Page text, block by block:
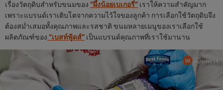
เรื่องวัตถุดิบสำหรับขนมของ “ผึ้งน้อยเบเกอรี่” เราให้ความสำคัญมาก
เพราะแบรนด์เราเติบโตจากความไว้ใจของลูกค้า การเลือกใช้วัตถุดิบจึง
ต้องสม่ำเสมอทั้งคุณภาพและรสชาติ ขนมหลายเมนูของเราเลือกใช้
ผลิตภัณฑ์ของ “เบสท์ฟู้ดส์” เป็นแบรนด์คุณภาพที่เราใช้มานาน